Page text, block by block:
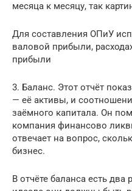
месяца к месяцу, так
Для составления ОПиУ
валовой прибыли,
прибыли
3. Баланс. Этот отчёт
— её активы, и
заёмного капитала. Он
компания финансово
отвечает на вопрос,
бизнес.
В отчёте баланса есть